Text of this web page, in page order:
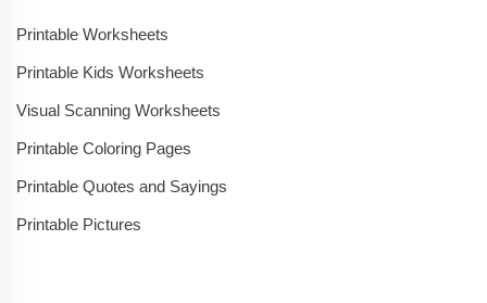
Printable Worksheets
Printable Kids Worksheets
Visual Scanning Worksheets
Printable Coloring Pages
Printable Quotes and Sayings
Printable Pictures